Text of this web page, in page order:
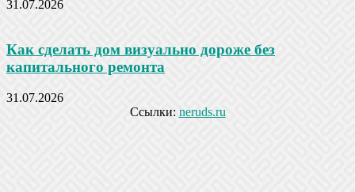
31.07.2026
Как сделать дом визуально дороже без
капитального ремонта
31.07.2026
Ссылки: neruds.ru